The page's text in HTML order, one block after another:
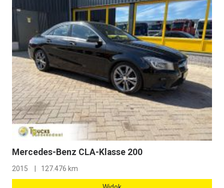
Mercedes-Benz CLA-Klasse 200
2015 127.476 km